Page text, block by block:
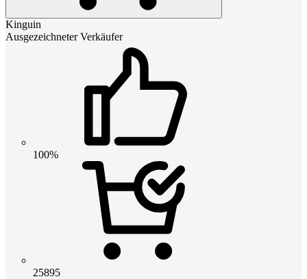
Kinguin
Ausgezeichneter Verkäufer
100%
25895